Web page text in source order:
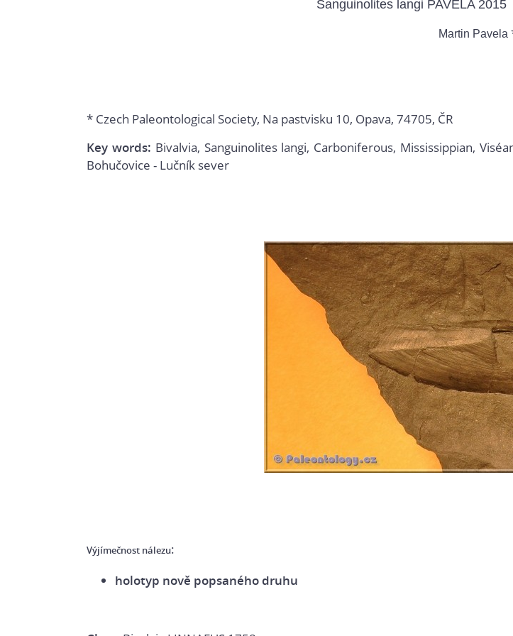
Sanguinolites langi PAVELA
Martin Pavela
* Czech Paleontological Society, Na pastvisku 10, Opava, 74705, ČR
Key words: Bivalvia, Sanguinolites langi, Carboniferous, Mississippian,
Bohučovice - Lučník sever
Výjímečnost nálezu:
holotyp nově popsaného druhu